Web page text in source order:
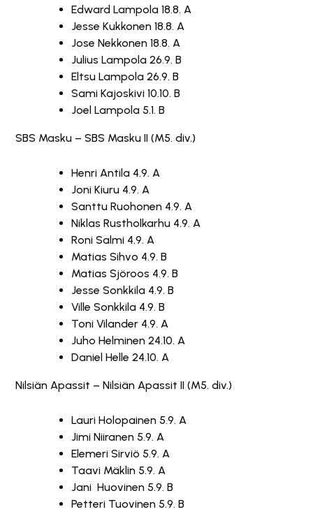
Edward Lampola 18.8. A
Jesse Kukkonen 18.8. A
Jose Nekkonen 18.8. A
Julius Lampola 26.9. B
Eltsu Lampola 26.9. B
Sami Kajoskivi 10.10. B
Joel Lampola 5.1. B
SBS Masku – SBS Masku II (M5. div.)
Henri Antila 4.9. A
Joni Kiuru 4.9. A
Santtu Ruohonen 4.9. A
Niklas Rustholkarhu 4.9. A
Roni Salmi 4.9. A
Matias Sihvo 4.9. B
Matias Sjöroos 4.9. B
Jesse Sonkkila 4.9. B
Ville Sonkkila 4.9. B
Toni Vilander 4.9. A
Juho Helminen 24.10. A
Daniel Helle 24.10. A
Nilsiän Apassit – Nilsiän Apassit II (M5. div.)
Lauri Holopainen 5.9. A
Jimi Niiranen 5.9. A
Elemeri Sirviö 5.9. A
Taavi Mäklin 5.9. A
Jani Huovinen 5.9. B
Petteri Tuovinen 5.9. B